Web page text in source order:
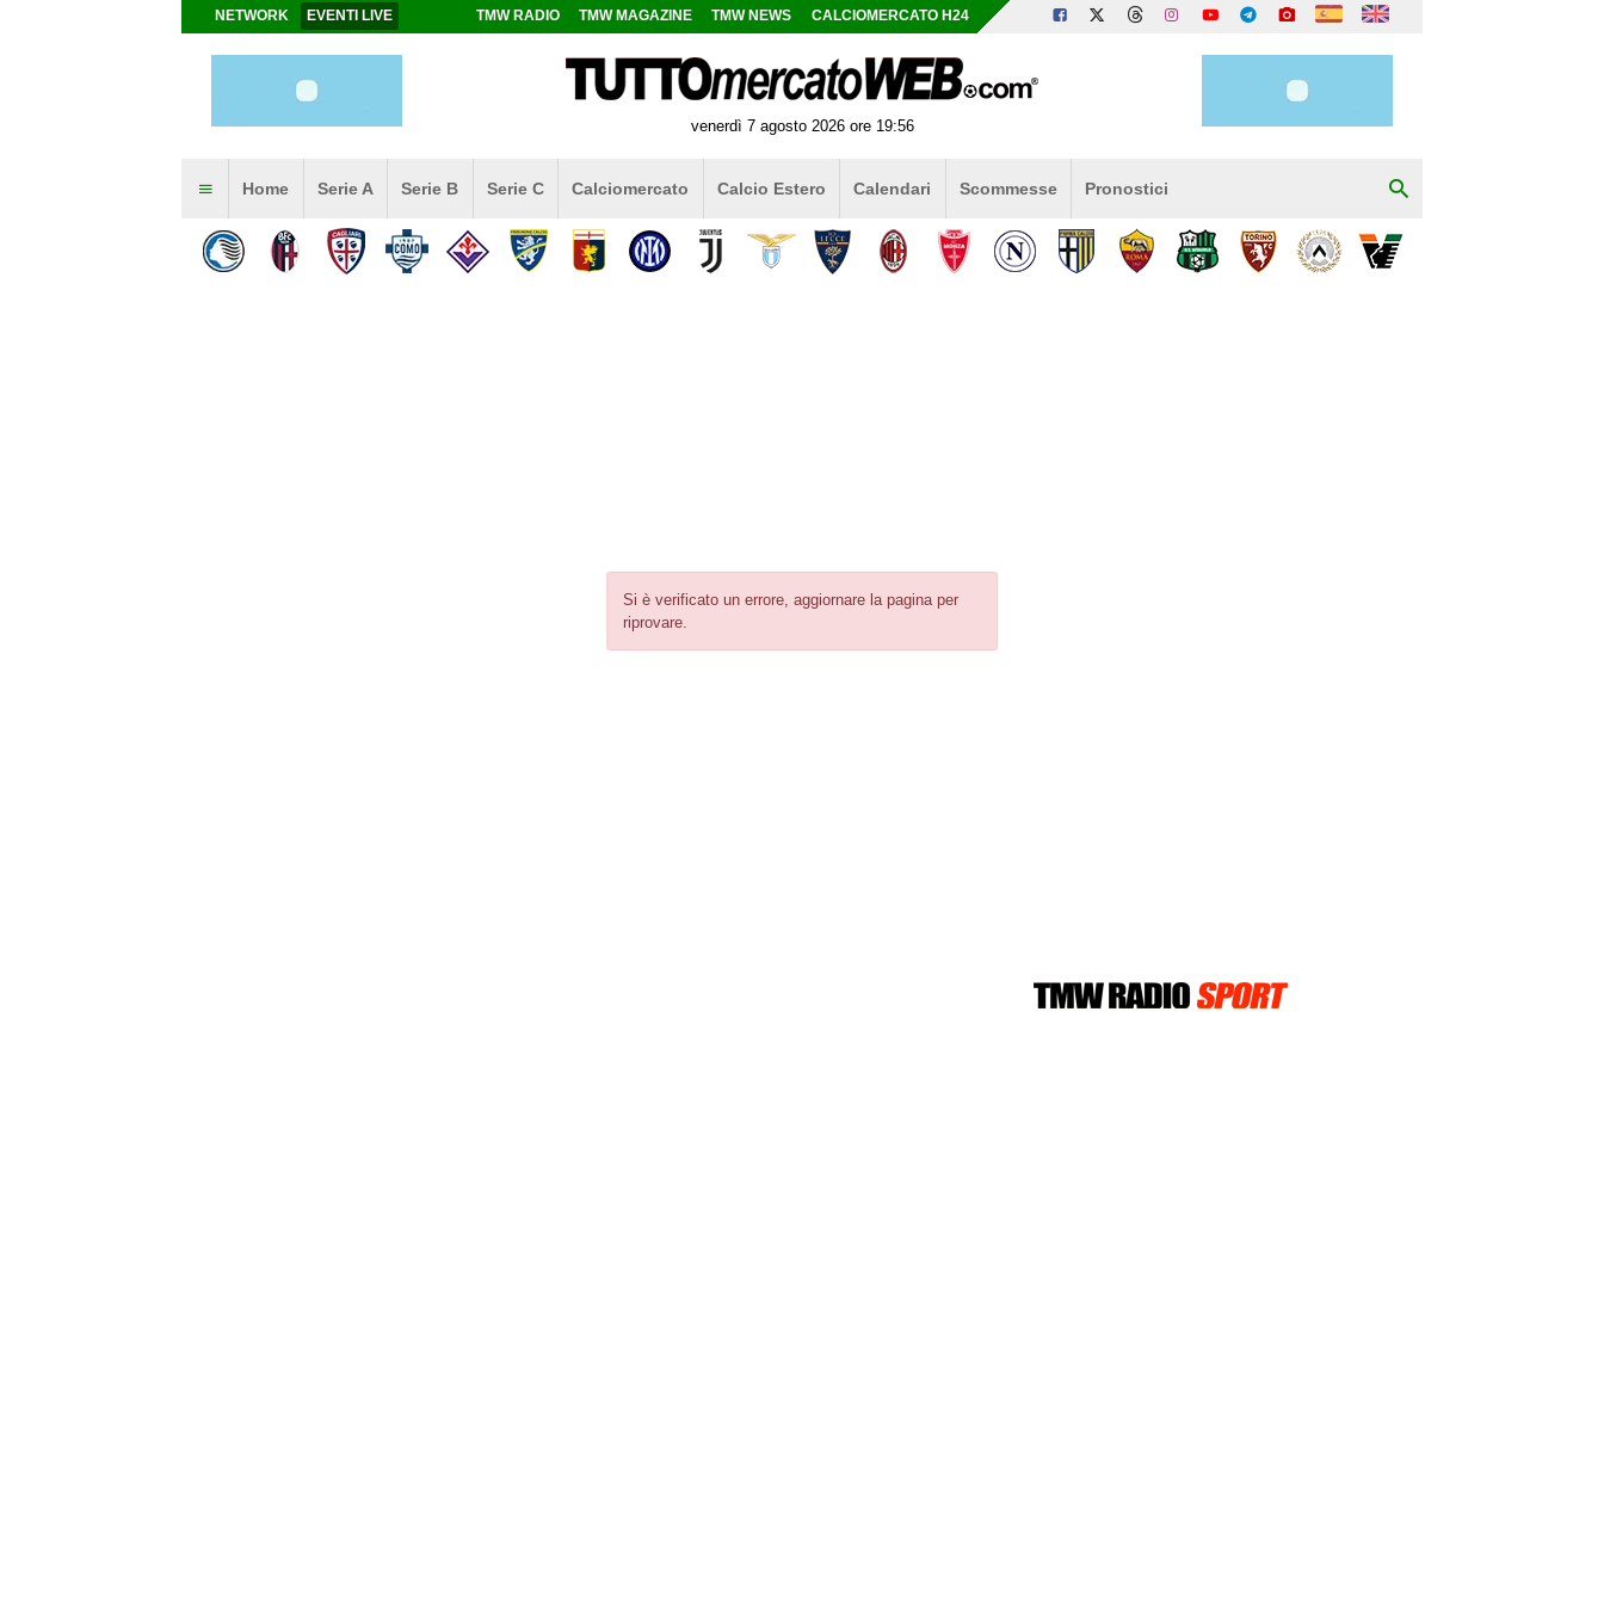
Si è verificato un errore, aggiornare la pagina per
riprovare.
NETWORK EVENTI LIVE TMW RADIO TMW MAGAZINE TMW NEWS CALCIOMERCATO H24
venerdì 7 agosto 2026 ore 19:56
Home Serie A Serie B Serie C Calciomercato Calcio Estero Calendari Scommesse Pronostici